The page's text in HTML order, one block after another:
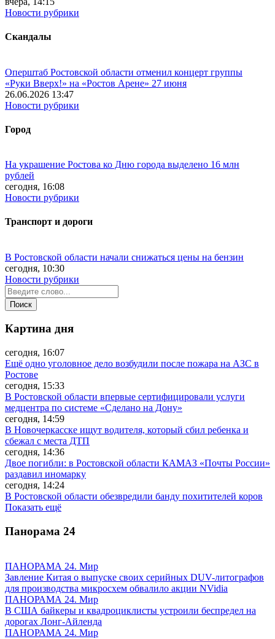
Новости рубрики
Скандалы
Оперштаб Ростовской области отменил концерт группы
«Руки Вверх!» на «Ростов Арене» 27 июня
26.06.2026 13:47
Новости рубрики
Город
На украшение Ростова ко Дню города выделено 16 млн
рублей
сегодня, 16:08
Новости рубрики
Транспорт и дороги
В Ростовской области начали снижаться цены на бензин
сегодня, 10:30
Новости рубрики
Картина дня
сегодня, 16:07
Ещё одно уголовное дело возбудили после пожара на АЗС в
Ростове
сегодня, 15:33
В Ростовской области впервые сертифицировали услуги
медцентра по системе «Сделано на Дону»
сегодня, 14:59
В Новочеркасске ищут водителя, который сбил ребенка и
сбежал с места ДТП
сегодня, 14:36
Двое погибли: в Ростовской области КАМАЗ «Почты России»
раздавил иномарку
сегодня, 14:24
В Ростовской области обезвредили банду похитителей коров
Показать ещё
Панорама 24
ПАНОРАМА 24. Мир
Завление Китая о выпуске своих серийных DUV-литографов
для производства микросхем обвалило акции NVidia
ПАНОРАМА 24. Мир
В США байкеры и квадроциклисты устроили беспредел на
дорогах Лонг-Айленда
ПАНОРАМА 24. Мир